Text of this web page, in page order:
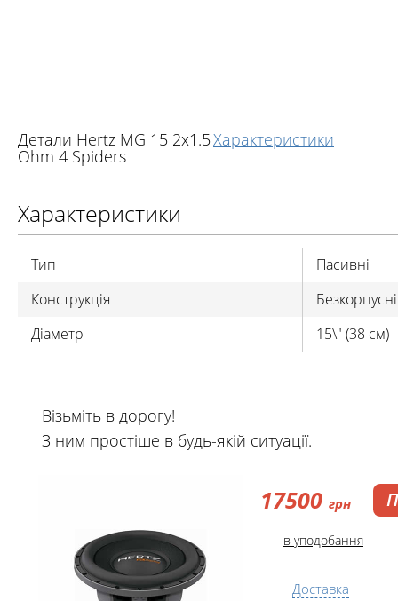
Детали Hertz MG 15 2x1.5
Ohm 4 Spiders
Характеристики
Характеристики
Тип
Пасивні
Конструкція
Безкорпусні
Діаметр
15\" (38 см)
Візьміть в дорогу!
З ним простіше в будь-якій ситуації.
17500 грн
в уподобання
Доставка